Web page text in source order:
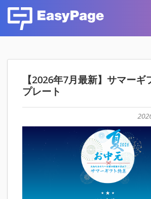
【2026年7月最新】サマーギ
プレート